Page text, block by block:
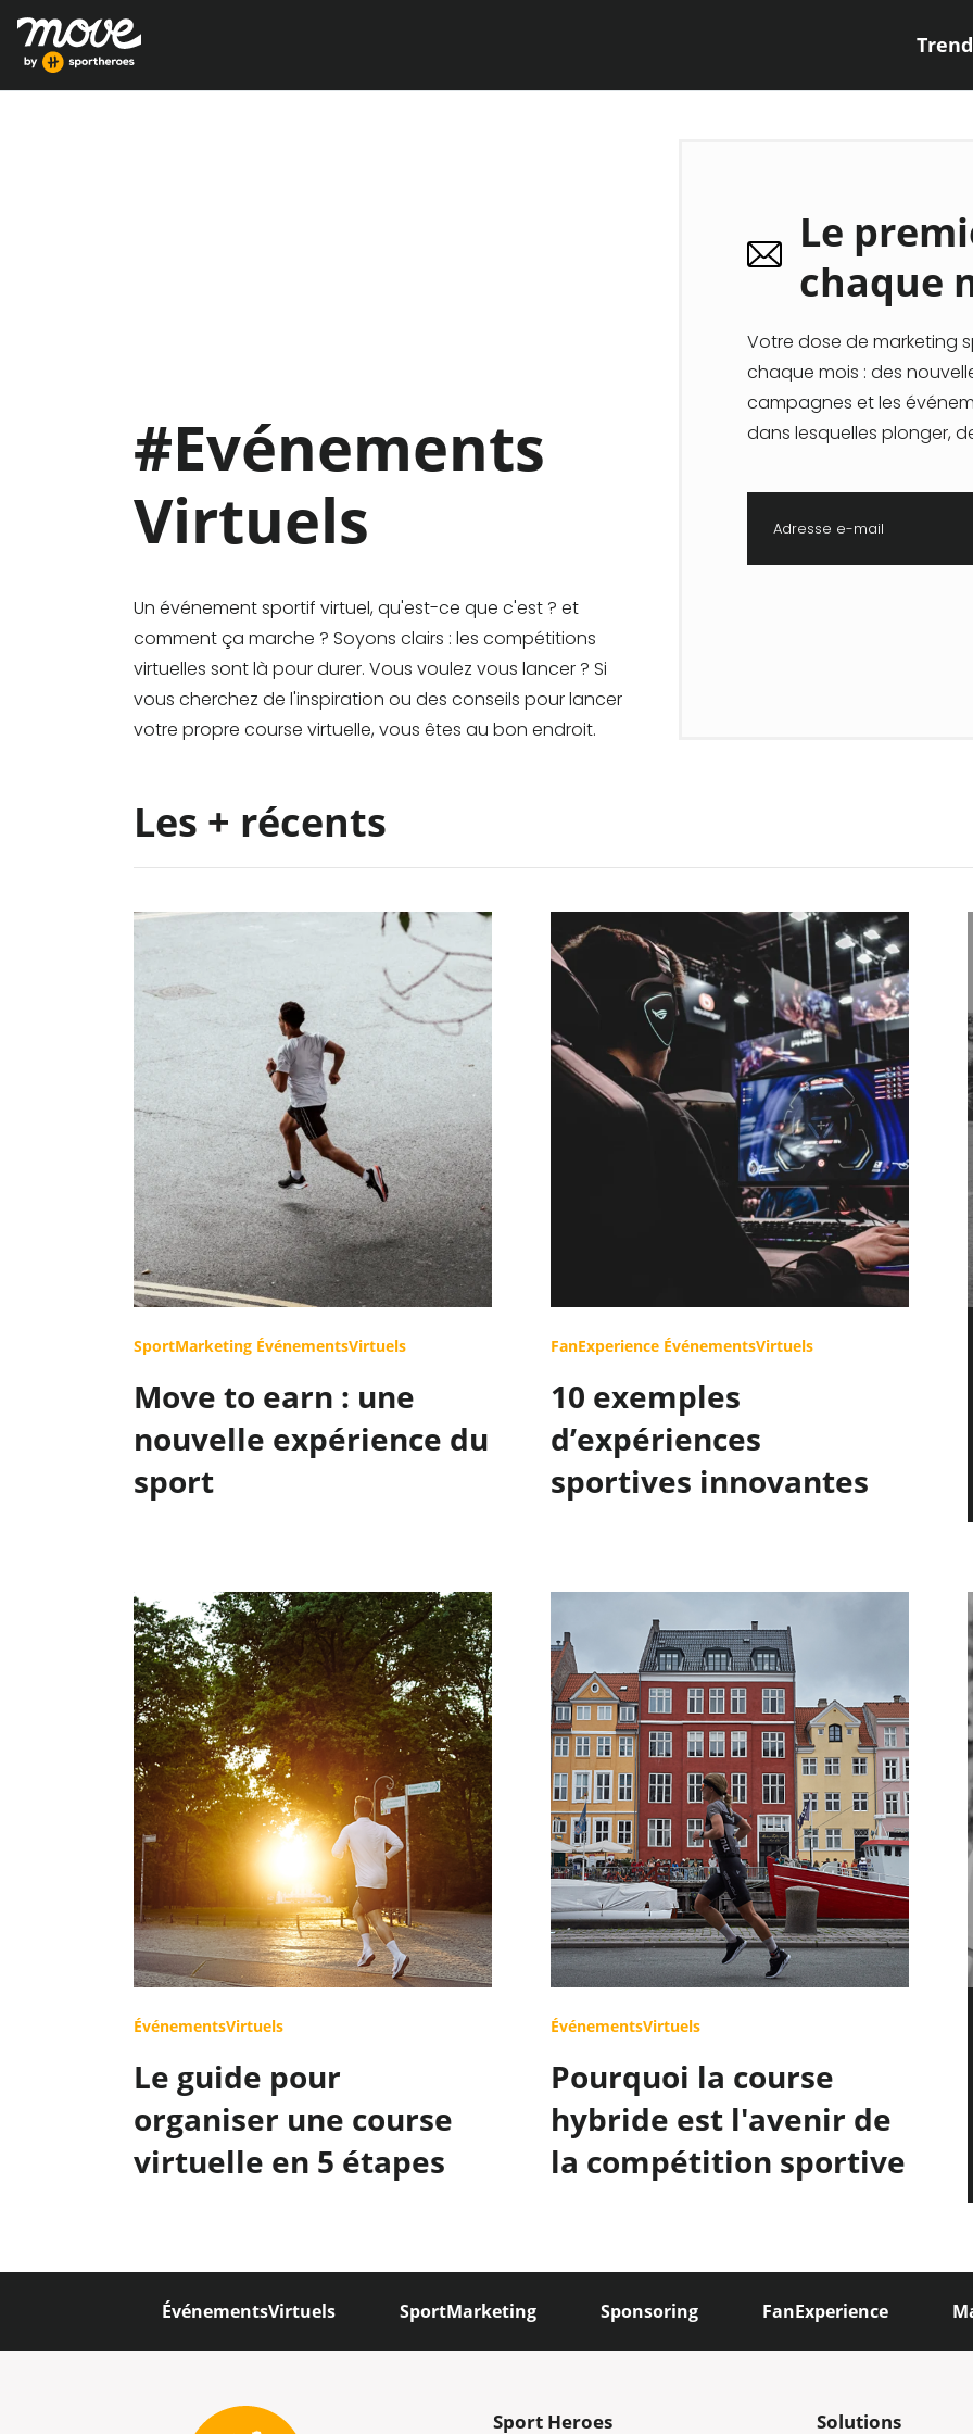
#Evénements
Virtuels
Un événement sportif virtuel, qu'est-ce que c'est ? et
comment ça marche ? Soyons clairs : les compétitions
virtuelles sont là pour durer. Vous voulez vous lancer ? Si
vous cherchez de l'inspiration ou des conseils pour lancer
votre propre course virtuelle, vous êtes au bon endroit.
Le
chaque
Votre dose de marketing
chaque mois : des
campagnes et les
dans lesquelles plonger,
Adresse e-mail
Les + récents
SportMarketing ÉvénementsVirtuels
Move to earn : une
nouvelle expérience du
sport
FanExperience ÉvénementsVirtuels
10 exemples
d’expériences
sportives innovantes
ÉvénementsVirtuels
Le guide pour
organiser une course
virtuelle en 5 étapes
ÉvénementsVirtuels
Pourquoi la course
hybride est l'avenir de
la compétition sportive
ÉvénementsVirtuels SportMarketing Sponsoring FanExperience
Sport Heroes Solutions